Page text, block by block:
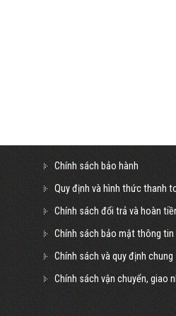
Chính sách bảo hành
Quy định và hình thức thanh
Chính sách đổi trả và hoàn
Chính sách bảo mật thông tin
Chính sách và quy định chung
Chính sách vận chuyển, giao